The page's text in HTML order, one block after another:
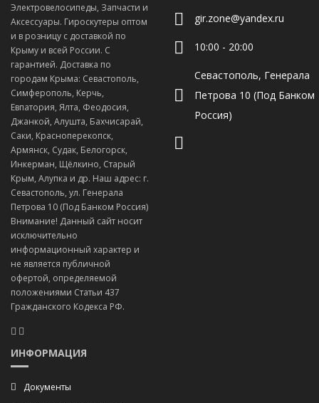
Электровелосипеды, Запчасти и
Аксессуары. Гироскутеры оптом
и в розницу с доставкой по
Крыму и всей России. С
гарантией. Доставка по
городам Крыма: Севастополь,
Симферополь, Керчь,
Евпатория, Ялта, Феодосия,
Джанкой, Алушта, Бахчисарай,
Саки, Красноперекопск,
Армянск, Судак, Белогорск,
Инкерман, Щёлкино, Старый
Крым, Алупка и др. Наш адрес: г.
Севастополь, ул. Генерала
Петрова 10 (Под Банком Россия)
Внимание! Данный сайт носит
исключительно
информационный характер и
не является публичной
офертой, определяемой
положениями Статьи 437
Гражданского Кодекса РФ.
gir.zone@yandex.ru
10:00 - 20:00
Севастополь, Генерала
Петрова 10 (Под Банком
Россия)
ИНФОРМАЦИЯ
Документы